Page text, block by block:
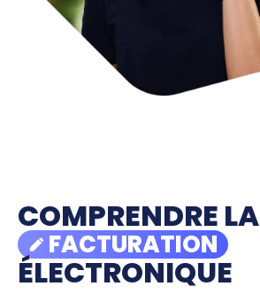
COMPRENDRE LA
FACTURATION
ÉLECTRONIQUE